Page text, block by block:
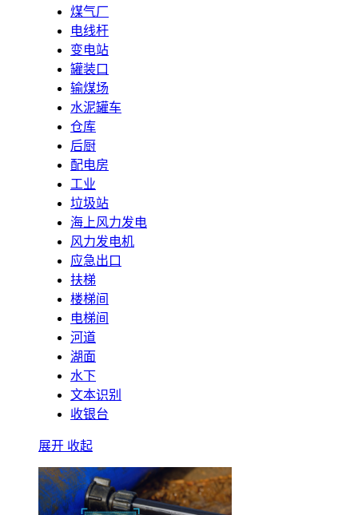
煤气厂
电线杆
变电站
罐装口
输煤场
水泥罐车
仓库
后厨
配电房
工业
垃圾站
海上风力发电
风力发电机
应急出口
扶梯
楼梯间
电梯间
河道
湖面
水下
文本识别
收银台
展开 收起